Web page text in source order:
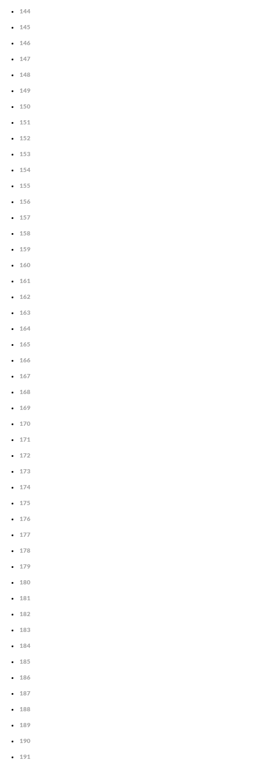
144
145
146
147
148
149
150
151
152
153
154
155
156
157
158
159
160
161
162
163
164
165
166
167
168
169
170
171
172
173
174
175
176
177
178
179
180
181
182
183
184
185
186
187
188
189
190
191